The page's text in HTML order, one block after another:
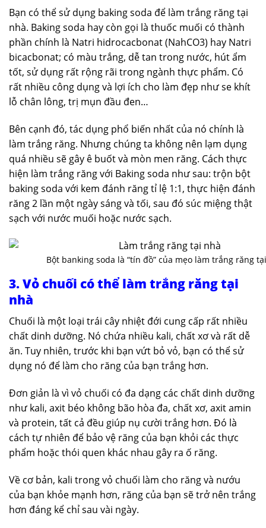
Bạn có thể sử dụng baking soda để làm trắng răng tại
nhà. Baking soda hay còn gọi là thuốc muối có thành
phần chính là Natri hidrocacbonat (NahCO3) hay Natri
bicacbonat; có màu trắng, dễ tan trong nước, hút ẩm
tốt, sử dụng rất rộng rãi trong ngành thực phẩm. Có
rất nhiều công dụng và lợi ích cho làm đẹp như se khít
lỗ chân lông, trị mụn đầu đen…
Bên cạnh đó, tác dụng phổ biến nhất của nó chính là
làm trắng răng. Nhưng chúng ta không nên lạm dụng
quá nhiều sẽ gây ê buốt và mòn men răng. Cách thực
hiện làm trắng răng với Baking soda như sau: trộn bột
baking soda với kem đánh răng tỉ lệ 1:1, thực hiện đánh
răng 2 lần một ngày sáng và tối, sau đó súc miệng thật
sạch với nước muối hoặc nước sạch.
Bột banking soda là “tín đồ” của mẹo làm trắng răng
3. Vỏ chuối có thể làm trắng răng tại
nhà
Chuối là một loại trái cây nhiệt đới cung cấp rất nhiều
chất dinh dưỡng. Nó chứa nhiều kali, chất xơ và rất dễ
ăn. Tuy nhiên, trước khi bạn vứt bỏ vỏ, bạn có thể sử
dụng nó để làm cho răng của bạn trắng hơn.
Đơn giản là vì vỏ chuối có đa dạng các chất dinh dưỡng
như kali, axit béo không bão hòa đa, chất xơ, axit amin
và protein, tất cả đều giúp nụ cười trắng hơn. Đó là
cách tự nhiên để bảo vệ răng của bạn khỏi các thực
phẩm hoặc thói quen khác nhau gây ra ố răng.
Về cơ bản, kali trong vỏ chuối làm cho răng và nướu
của bạn khỏe mạnh hơn, răng của bạn sẽ trở nên trắng
hơn đáng kể chỉ sau vài ngày.